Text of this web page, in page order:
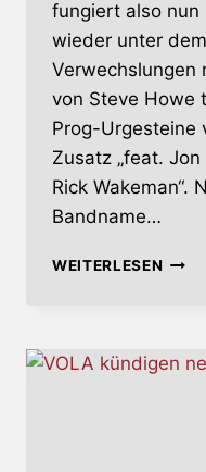
fungiert also nun
wieder unter
Verwechslungen
von Steve Howe
Prog-Urgesteine
Zusatz „feat.
Rick Wakeman“.
Bandname…
WEITERLESENLIVE